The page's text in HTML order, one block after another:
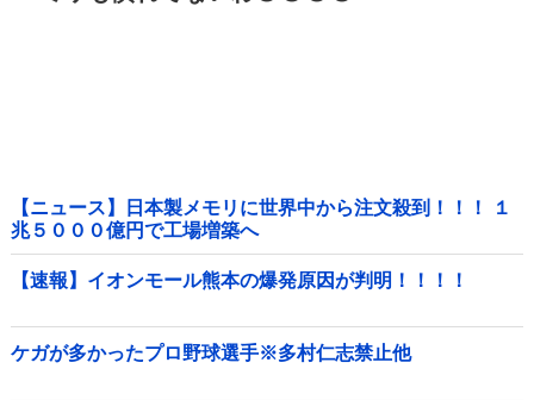
【ニュース】日本製メモリに世界中から注文殺到！！！ １
兆５０００億円で工場増築へ
【速報】イオンモール熊本の爆発原因が判明！！！！
ケガが多かったプロ野球選手※多村仁志禁止他